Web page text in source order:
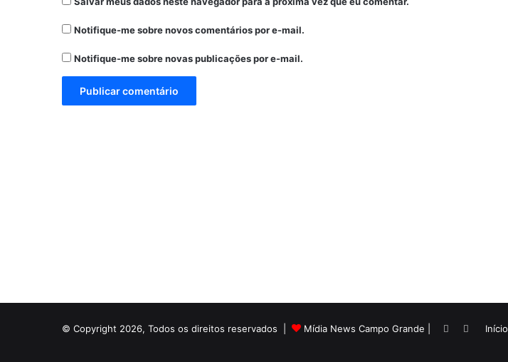
Notifique-me sobre novos comentários por e-mail.
Notifique-me sobre novas publicações por e-mail.
© Copyright 2026, Todos os direitos reservados | Mídia News Campo Grande | Início
Facebook
Twitter